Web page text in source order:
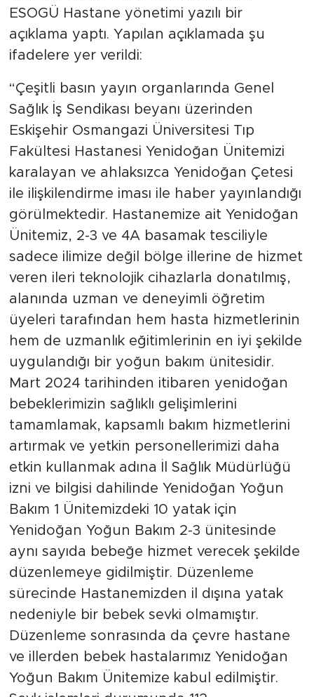
ESOGÜ Hastane yönetimi yazılı bir
açıklama yaptı. Yapılan açıklamada şu
ifadelere yer verildi:
“Çeşitli basın yayın organlarında Genel
Sağlık İş Sendikası beyanı üzerinden
Eskişehir Osmangazi Üniversitesi Tıp
Fakültesi Hastanesi Yenidoğan Ünitemizi
karalayan ve ahlaksızca Yenidoğan Çetesi
ile ilişkilendirme iması ile haber yayınlandığı
görülmektedir. Hastanemize ait Yenidoğan
Ünitemiz, 2-3 ve 4A basamak tesciliyle
sadece ilimize değil bölge illerine de hizmet
veren ileri teknolojik cihazlarla donatılmış,
alanında uzman ve deneyimli öğretim
üyeleri tarafından hem hasta hizmetlerinin
hem de uzmanlık eğitimlerinin en iyi şekilde
uygulandığı bir yoğun bakım ünitesidir.
Mart 2024 tarihinden itibaren yenidoğan
bebeklerimizin sağlıklı gelişimlerini
tamamlamak, kapsamlı bakım hizmetlerini
artırmak ve yetkin personellerimizi daha
etkin kullanmak adına İl Sağlık Müdürlüğü
izni ve bilgisi dahilinde Yenidoğan Yoğun
Bakım 1 Ünitemizdeki 10 yatak için
Yenidoğan Yoğun Bakım 2-3 ünitesinde
aynı sayıda bebeğe hizmet verecek şekilde
düzenlemeye gidilmiştir. Düzenleme
sürecinde Hastanemizden il dışına yatak
nedeniyle bir bebek sevki olmamıştır.
Düzenleme sonrasında da çevre hastane
ve illerden bebek hastalarımız Yenidoğan
Yoğun Bakım Ünitemize kabul edilmiştir.